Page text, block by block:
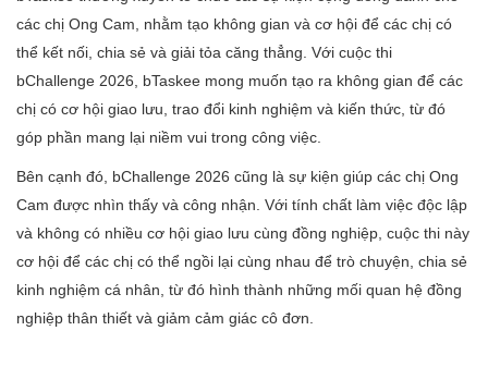
các chị Ong Cam, nhằm tạo không gian và cơ hội để các chị có
thể kết nối, chia sẻ và giải tỏa căng thẳng. Với cuộc thi
bChallenge 2026, bTaskee mong muốn tạo ra không gian để các
chị có cơ hội giao lưu, trao đổi kinh nghiệm và kiến thức, từ đó
góp phần mang lại niềm vui trong công việc.
Bên cạnh đó, bChallenge 2026 cũng là sự kiện giúp các chị Ong
Cam được nhìn thấy và công nhận. Với tính chất làm việc độc lập
và không có nhiều cơ hội giao lưu cùng đồng nghiệp, cuộc thi này
cơ hội để các chị có thể ngồi lại cùng nhau để trò chuyện, chia sẻ
kinh nghiệm cá nhân, từ đó hình thành những mối quan hệ đồng
nghiệp thân thiết và giảm cảm giác cô đơn.